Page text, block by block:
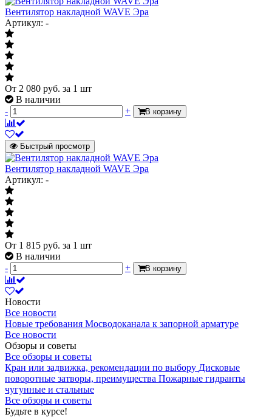
Вентилятор накладной WAVE Эра
Артикул: -
От 2 080 руб. за 1 шт
В наличии
-
+ В корзину
Быстрый просмотр
Вентилятор накладной WAVE Эра
Артикул: -
От 1 815 руб. за 1 шт
В наличии
-
+ В корзину
Новости
Все новости
Новые требования Мосводоканала к запорной арматуре
Все новости
Обзоры и советы
Все обзоры и советы
Кран или задвижка, рекомендации по выбору Дисковые
поворотные затворы, преимущества Пожарные гидранты
чугунные и стальные
Все обзоры и советы
Будьте в курсе!